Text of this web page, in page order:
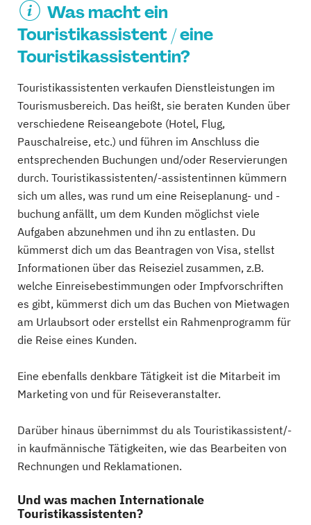
Was macht ein
Touristikassistent / eine
Touristikassistentin?
Touristikassistenten verkaufen Dienstleistungen im
Tourismusbereich. Das heißt, sie beraten Kunden über
verschiedene Reiseangebote (Hotel, Flug,
Pauschalreise, etc.) und führen im Anschluss die
entsprechenden Buchungen und/oder Reservierungen
durch. Touristikassistenten/-assistentinnen kümmern
sich um alles, was rund um eine Reiseplanung- und -
buchung anfällt, um dem Kunden möglichst viele
Aufgaben abzunehmen und ihn zu entlasten. Du
kümmerst dich um das Beantragen von Visa, stellst
Informationen über das Reiseziel zusammen, z.B.
welche Einreisebestimmungen oder Impfvorschriften
es gibt, kümmerst dich um das Buchen von Mietwagen
am Urlaubsort oder erstellst ein Rahmenprogramm für
die Reise eines Kunden.
Eine ebenfalls denkbare Tätigkeit ist die Mitarbeit im
Marketing von und für Reiseveranstalter.
Darüber hinaus übernimmst du als Touristikassistent/-
in kaufmännische Tätigkeiten, wie das Bearbeiten von
Rechnungen und Reklamationen.
Und was machen Internationale
Touristikassistenten?